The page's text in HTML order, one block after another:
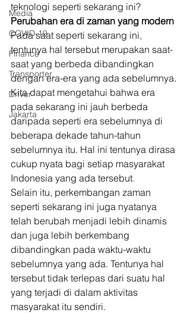
Media
COVID-19
Finance
Transporter
Driver
Jakarta
teknologi seperti sekarang ini?
Perubahan era di zaman yang modern
Pada saat seperti sekarang ini,
tentunya hal tersebut merupakan saat-
saat yang berbeda dibandingkan
dengan era-era yang ada sebelumnya.
Kita dapat mengetahui bahwa era
pada sekarang ini jauh berbeda
daripada seperti era sebelumnya di
beberapa dekade tahun-tahun
sebelumnya itu. Hal ini tentunya dirasa
cukup nyata bagi setiap masyarakat
Indonesia yang ada tersebut.
Selain itu, perkembangan zaman
seperti sekarang ini juga nyatanya
telah berubah menjadi lebih dinamis
dan juga lebih berkembang
dibandingkan pada waktu-waktu
sebelumnya yang ada. Tentunya hal
tersebut tidak terlepas dari suatu hal
yang terjadi di dalam aktivitas
masyarakat itu sendiri.